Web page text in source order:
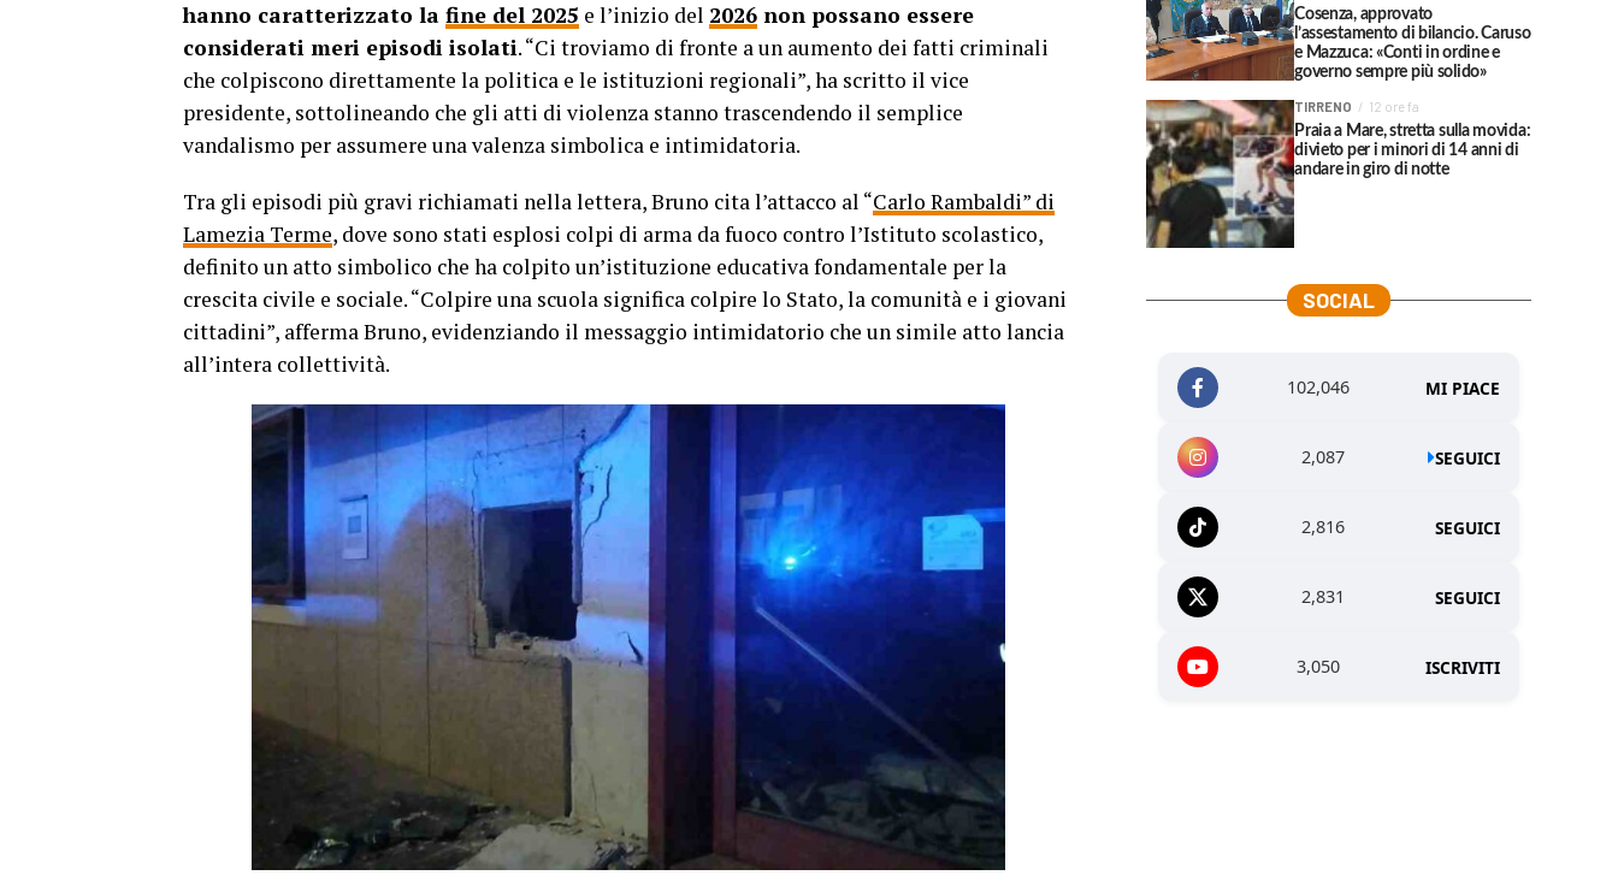
hanno caratterizzato la fine del 2025 e l’inizio del 2026 non possano essere
considerati meri episodi isolati. “Ci troviamo di fronte a un aumento dei fatti criminali
che colpiscono direttamente la politica e le istituzioni regionali”, ha scritto il vice
presidente, sottolineando che gli atti di violenza stanno trascendendo il semplice
vandalismo per assumere una valenza simbolica e intimidatoria.
Tra gli episodi più gravi richiamati nella lettera, Bruno cita l’attacco al “Carlo Rambaldi” di
Lamezia Terme, dove sono stati esplosi colpi di arma da fuoco contro l’Istituto scolastico,
definito un atto simbolico che ha colpito un’istituzione educativa fondamentale per la
crescita civile e sociale. “Colpire una scuola significa colpire lo Stato, la comunità e i giovani
cittadini”, afferma Bruno, evidenziando il messaggio intimidatorio che un simile atto lancia
all’intera collettività.
Cosenza, approvato
l’assestamento di bilancio. Caruso
e Mazzuca: «Conti in ordine e
governo sempre più solido»
TIRRENO 12 ore fa
Praia a Mare, stretta sulla movida:
divieto per i minori di 14 anni di
andare in giro di notte
SOCIAL
102,046 MI PIACE
2,087 SEGUICI
2,816 SEGUICI
2,831 SEGUICI
3,050 ISCRIVITI